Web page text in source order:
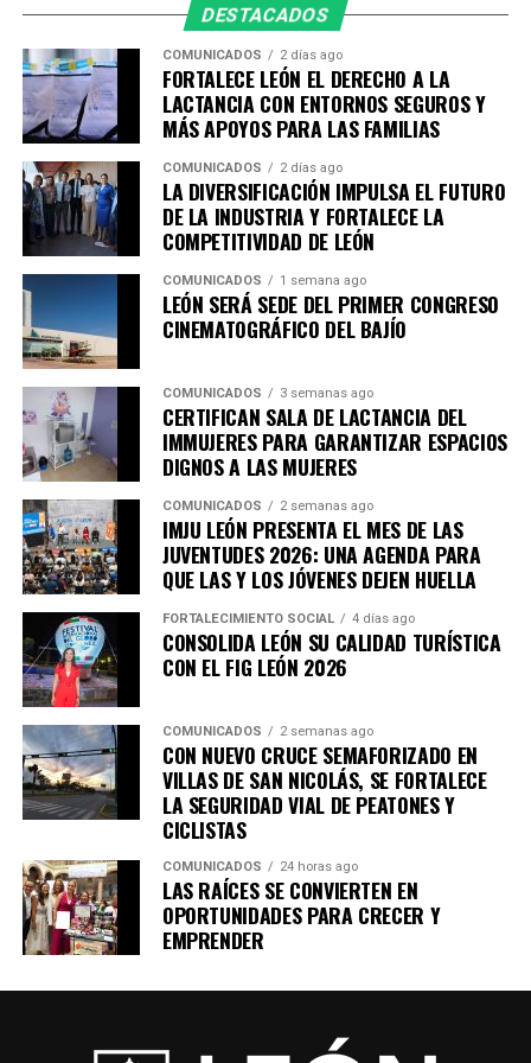
El compañamiento no termina con la entrega de los
certificados. En una segunda fase, los beneficiarios
reciben consultorías personalizadas de acuerdo con las
características de sus productos y las necesidades de su
emprendimiento, con temas como marketing, redes
sociales, fotografía y contenido, fijación de precios y
canales de venta.
Además, la estrategia contempla una tercera etapa de
vinculación y fortalecimiento empresarial, mediante
espacios de venta comercial, networking, vinculaciones
técnicas y proveeduría, para ampliar las oportunidades
de crecimiento de sus proyectos.
LAS TRADICIONES TAMBIÉN GENERAN
OPORTUNIDADES
Como parte de la estrategia para impulsar el talento
indígena, entre junio de 2024 y julio de 2026 se
realizaron 30 exposiciones, ferias y eventos comerciales,
que registraron más de 400 participaciones de familias y
personas artesanas pertenecientes a los pueblos otomí,
náhuatl, mazahua, mixteco, wixárika, triqui y purépecha.
Sus productos han llegado a espacios como Plaza
Fundadores, la Feria Estatal de León, Distrito MX,
Explora, el Zoológico de León, la explanada del Templo
Expiatorio y el Arco de la Calzada, por mencionar
Al respecto, la secretaria para la Reactivación
Económica de León, María Fernanda Rodríguez
González, destacó que indígenas de otras entidades
DESTACADOS
COMUNICADOS 2 días ago
FORTALECE LEÓN EL DERECHO A LA
LACTANCIA CON ENTORNOS SEGUROS Y
MÁS APOYOS PARA LAS FAMILIAS
COMUNICADOS 2 días ago
LA DIVERSIFICACIÓN IMPULSA EL FUTURO
DE LA INDUSTRIA Y FORTALECE LA
COMPETITIVIDAD DE LEÓN
COMUNICADOS 1 semana ago
LEÓN SERÁ SEDE DEL PRIMER CONGRESO
CINEMATOGRÁFICO DEL BAJÍO
COMUNICADOS 3 semanas ago
CERTIFICAN SALA DE LACTANCIA DEL
IMMUJERES PARA GARANTIZAR ESPACIOS
DIGNOS A LAS MUJERES
COMUNICADOS 2 semanas ago
IMJU LEÓN PRESENTA EL MES DE LAS
JUVENTUDES 2026: UNA AGENDA PARA
QUE LAS Y LOS JÓVENES DEJEN HUELLA
FORTALECIMIENTO SOCIAL 4 días ago
CONSOLIDA LEÓN SU CALIDAD TURÍSTICA
CON EL FIG LEÓN 2026
COMUNICADOS 2 semanas ago
CON NUEVO CRUCE SEMAFORIZADO EN
VILLAS DE SAN NICOLÁS, SE FORTALECE
LA SEGURIDAD VIAL DE PEATONES Y
CICLISTAS
COMUNICADOS 24 horas ago
LAS RAÍCES SE CONVIERTEN EN
OPORTUNIDADES PARA CRECER Y
EMPRENDER